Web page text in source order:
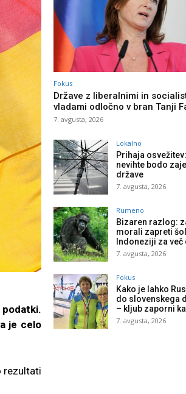
je celo
rezultati
Fokus
Države z liberalnimi in
vladami odločno v bran Tanji
7. avgusta, 2026
Lokalno
Prihaja
nevihte bodo
države
7. avgusta, 2026
Rumeno
Bizaren razlog:
morali zapreti
Indoneziji za več
7. avgusta, 2026
Fokus
Kako je lahko
do slovenskega
– kljub zaporni
7. avgusta, 2026